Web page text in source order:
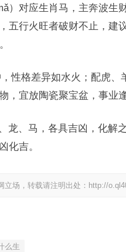
）对应生肖马，主奔波生
五行火旺者破财不止，建
性格差异如水火；配虎、
，宜放陶瓷聚宝盆，事业
龙、马，各具吉凶，化解
化吉。
场，转载请注明出处： http://
么生